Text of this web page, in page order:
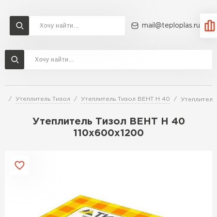
mail@teploplas.ru
Утеплитель Тизол Утеплитель Тизол ВЕНТ Н 40
Утеплитель Тизол ВЕНТ Н 40
110х600х1200
Доставка и оплата
Утеплитель Ветонит
Утеплитель Технониколь
Утеплитель Rockwool